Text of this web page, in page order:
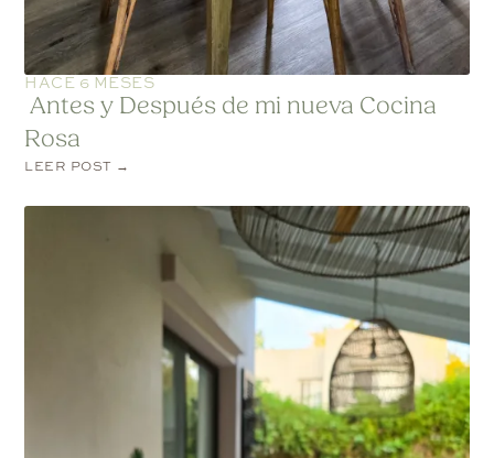
HACE 6 MESES
Antes y Después de mi nueva Cocina
Rosa
LEER POST →